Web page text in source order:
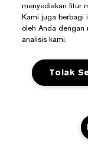
©
menyediakan fitur
Kami juga berbagi
oleh Anda dengan
analisis kami.
Tolak